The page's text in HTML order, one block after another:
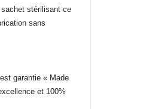
stérilisant ce
sans
garantie « Made
et 100%